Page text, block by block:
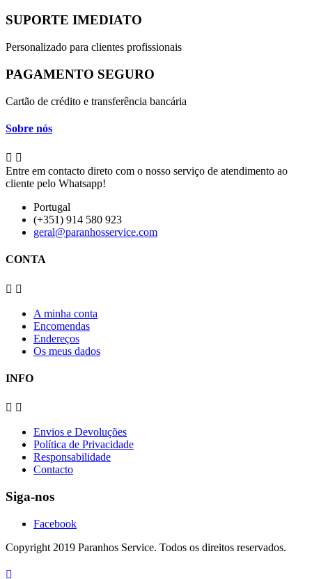
SUPORTE IMEDIATO
Personalizado para clientes profissionais
PAGAMENTO SEGURO
Cartão de crédito e transferência bancária
Sobre nós
 
Entre em contacto direto com o nosso serviço de atendimento ao
cliente pelo Whatsapp!
Portugal
(+351) 914 580 923
geral@paranhosservice.com
CONTA
 
A minha conta
Encomendas
Endereços
Os meus dados
INFO
 
Envios e Devoluções
Política de Privacidade
Responsabilidade
Contacto
Siga-nos
Facebook
Copyright 2019 Paranhos Service. Todos os direitos reservados.
